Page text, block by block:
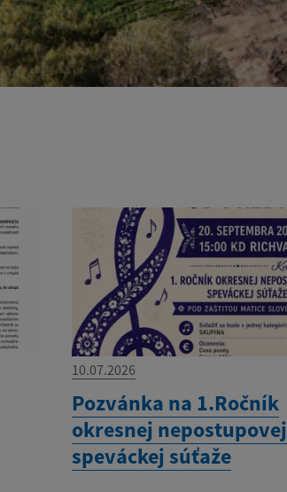
10.07.2026
Pozvánka na 1.Ročník
okresnej nepostupovej
speváckej súťaže